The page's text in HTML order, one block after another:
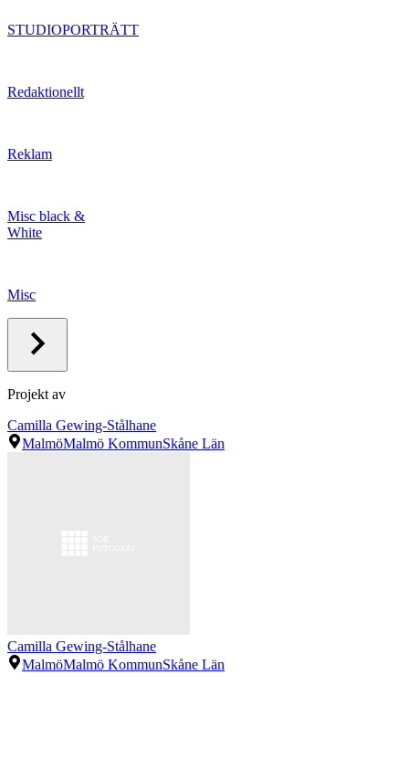
STUDIOPORTRÄTT
Redaktionellt
Reklam
Misc black &
White
Misc
Projekt av
Camilla Gewing-Stålhane
MalmöMalmö KommunSkåne Län
Camilla Gewing-Stålhane
MalmöMalmö KommunSkåne Län